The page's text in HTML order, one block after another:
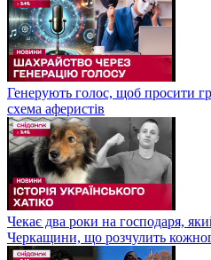
Генерують голос, щоб просити
схема аферистів
Чекає два роки на господаря,
Черкащини, що розчулить